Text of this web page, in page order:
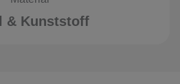
& Kunststoff